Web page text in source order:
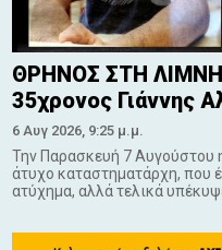
ΘΡΗΝΟΣ ΣΤΗ
35χρονος Γιάννης
6 Αυγ 2026, 9:25 μ.μ.
Την Παρασκευή 7 Αυγούστου
άτυχο καταστηματάρχη, που
ατύχημα, αλλά τελικά